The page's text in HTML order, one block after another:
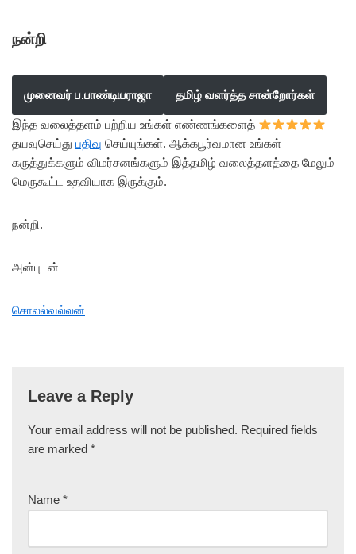
நன்றி
முனைவர் ப.பாண்டியராஜா தமிழ் வளர்த்த சான்றோர்கள்
இந்த வலைத்தளம் பற்றிய உங்கள் எண்ணங்களைத்
தயவுசெய்து பதிவு செய்யுங்கள். ஆக்கபூர்வமான உங்கள்
கருத்துக்களும் விமர்சனங்களும் இத்தமிழ் வலைத்தளத்தை மேலும்
மெருகூட்ட உதவியாக இருக்கும்.
நன்றி.
அன்புடன்
சொலல்வல்லன்
Leave a Reply
Your email address will not be published. Required fields
are marked *
Name *